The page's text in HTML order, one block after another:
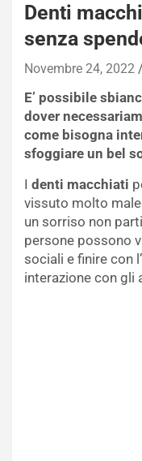
Denti
senza
Novembre 24, 2022
E’ possibile
dover
come bisogna
sfoggiare un bel
I denti macchiati
vissuto molto
un sorriso non
persone possono
sociali e finire con
interazione con gli